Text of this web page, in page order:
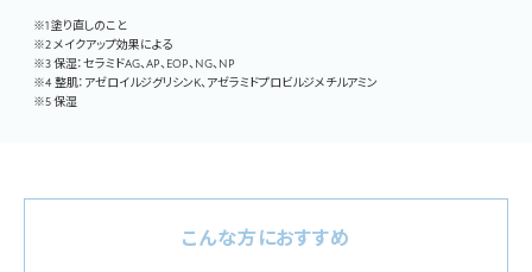
※1 塗り直しのこと
※2 メイクアップ効果による
※3 保湿：セラミドAG、AP、EOP、NG、NP
※4 整肌：アゼロイルジグリシンK、アゼラミドプロビルジメチルアミン
※5 保湿
こんな方におすすめ